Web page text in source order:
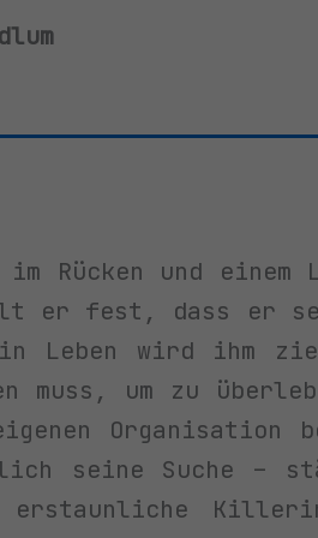
Rücken und einem
er fest, dass er
Leben wird ihm
um zu
Organisation
seine Suche –
erstaunliche